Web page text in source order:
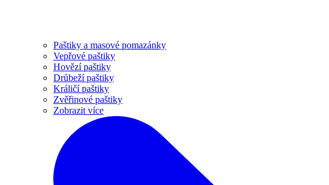
Paštiky a masové pomazánky
Vepřové paštiky
Hovězí paštiky
Drůbeží paštiky
Králičí paštiky
Zvěřinové paštiky
Zobrazit více